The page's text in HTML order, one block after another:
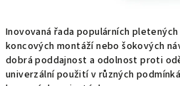
Inovovaná řada populárních
koncových montáží nebo šokových
dobrá poddajnost a odolnost proti
univerzální použití v různých